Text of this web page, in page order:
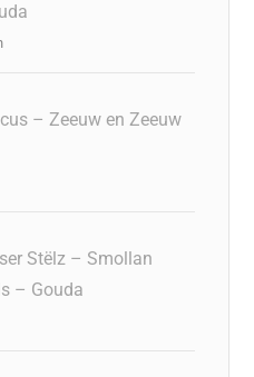
– Zeeuw en Zeeuw
Stëlz – Smollan
– Gouda